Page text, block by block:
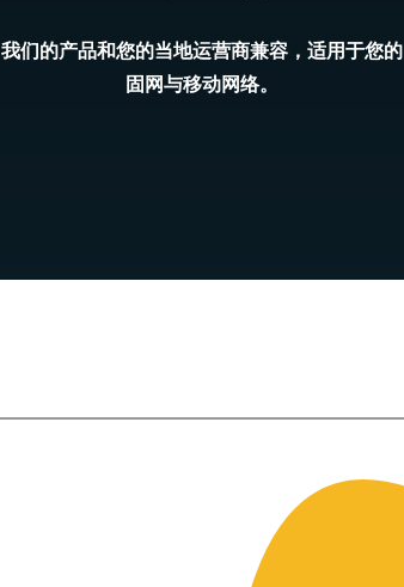
我们的产品和您的当地运营商兼容，适用于您的
固网与移动网络。